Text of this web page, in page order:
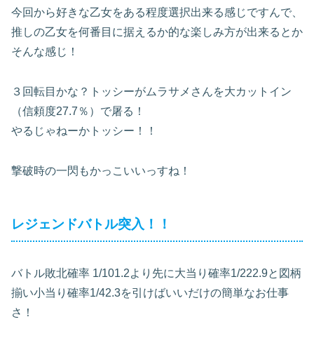
今回から好きな乙女をある程度選択出来る感じですんで、
推しの乙女を何番目に据えるか的な楽しみ方が出来るとか
そんな感じ！
３回転目かな？トッシーがムラサメさんを大カットイン
（信頼度27.7％）で屠る！
やるじゃねーかトッシー！！
撃破時の一閃もかっこいいっすね！
レジェンドバトル突入！！
バトル敗北確率 1/101.2より先に大当り確率1/222.9と図柄
揃い小当り確率1/42.3を引けばいいだけの簡単なお仕事
さ！